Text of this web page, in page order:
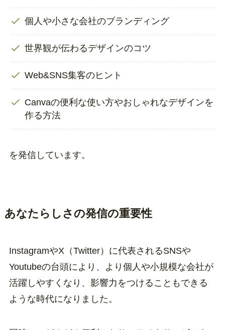
個人や小さな会社のブランディング
世界観が伝わるデザインのコツ
Web&SNS集客のヒント
Canvaの便利な使い方やおしゃれなデザインを
作る方法
を発信しています。
あなたらしさの発信の重要性
InstagramやX（Twitter）に代表されるSNSや
Youtubeの台頭により、より個人や小規模な会社が
活躍しやすくなり、影響力をつけることもできる
ような時代になりました。